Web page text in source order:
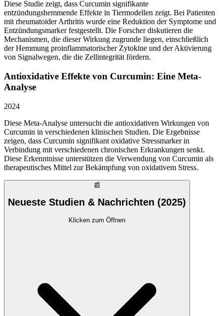
Diese Studie zeigt, dass Curcumin signifikante
entzündungshemmende Effekte in Tiermodellen zeigt. Bei Patienten
mit rheumatoider Arthritis wurde eine Reduktion der Symptome und
Entzündungsmarker festgestellt. Die Forscher diskutieren die
Mechanismen, die dieser Wirkung zugrunde liegen, einschließlich
der Hemmung proinflammatorischer Zytokine und der Aktivierung
von Signalwegen, die die Zellintegrität fördern.
Antioxidative Effekte von Curcumin: Eine Meta-
Analyse
2024
Diese Meta-Analyse untersucht die antioxidativen Wirkungen von
Curcumin in verschiedenen klinischen Studien. Die Ergebnisse
zeigen, dass Curcumin signifikant oxidative Stressmarker in
Verbindung mit verschiedenen chronischen Erkrankungen senkt.
Diese Erkenntnisse unterstützen die Verwendung von Curcumin als
therapeutisches Mittel zur Bekämpfung von oxidativem Stress.
📰
Neueste Studien & Nachrichten (2025)
Klicken zum Öffnen